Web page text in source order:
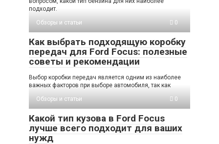
подходит.
Обзоры и статьи
0
Как выбрать подходящую коробку
передач для Ford Focus: полезные
советы и рекомендации
Выбор коробки передач является одним из наиболее
важных факторов при выборе автомобиля, так как
Обзоры и статьи
0
Какой тип кузова в Ford Focus
лучше всего подходит для ваших
нужд